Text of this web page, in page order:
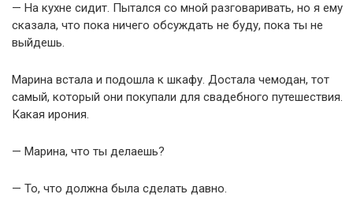
— На кухне сидит. Пытался со мной разговаривать, но я ему
сказала, что пока ничего обсуждать не буду, пока ты не
выйдешь.
Марина встала и подошла к шкафу. Достала чемодан, тот
самый, который они покупали для свадебного путешествия.
Какая ирония.
— Марина, что ты делаешь?
— То, что должна была сделать давно.